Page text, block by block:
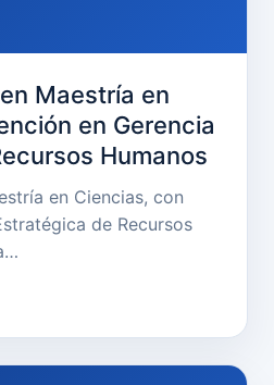
Maestría en
en Gerencia
Humanos
en Ciencias, con
de Recursos